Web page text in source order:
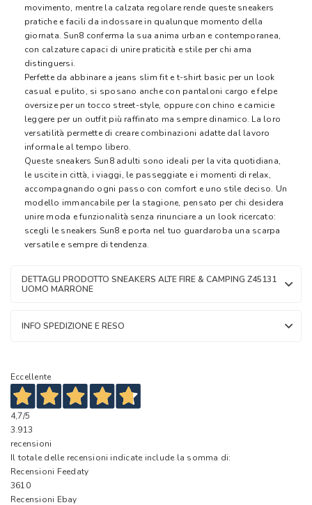
movimento, mentre la calzata regolare rende queste sneakers
pratiche e facili da indossare in qualunque momento della
giornata. Sun8 conferma la sua anima urban e contemporanea,
con calzature capaci di unire praticità e stile per chi ama
distinguersi.
Perfette da abbinare a jeans slim fit e t-shirt basic per un look
casual e pulito, si sposano anche con pantaloni cargo e felpe
oversize per un tocco street-style, oppure con chino e camicie
leggere per un outfit più raffinato ma sempre dinamico. La loro
versatilità permette di creare combinazioni adatte dal lavoro
informale al tempo libero.
Queste sneakers Sun8 adulti sono ideali per la vita quotidiana,
le uscite in città, i viaggi, le passeggiate e i momenti di relax,
accompagnando ogni passo con comfort e uno stile deciso. Un
modello immancabile per la stagione, pensato per chi desidera
unire moda e funzionalità senza rinunciare a un look ricercato:
scegli le sneakers Sun8 e porta nel tuo guardaroba una scarpa
versatile e sempre di tendenza.
DETTAGLI PRODOTTO SNEAKERS ALTE FIRE & CAMPING Z45131
UOMO MARRONE
INFO SPEDIZIONE E RESO
Eccellente
4,7/5
3.913
recensioni
Il totale delle recensioni indicate include la somma di:
Recensioni Feedaty
3610
Recensioni Ebay